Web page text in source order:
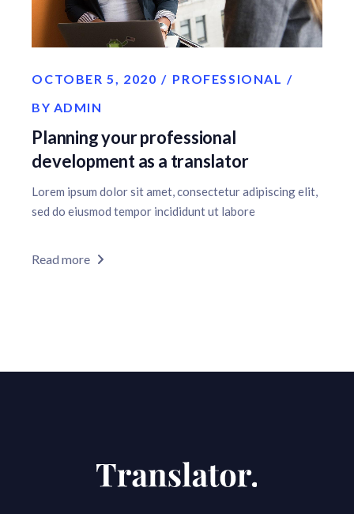
OCTOBER 5, 2020
PROFESSIONAL
BY ADMIN
Planning your professional
development as a translator
Lorem ipsum dolor sit amet, consectetur adipiscing elit,
sed do eiusmod tempor incididunt ut labore
Read more